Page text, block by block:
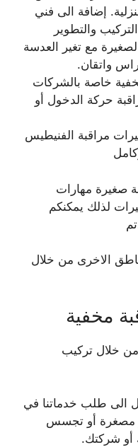
إضافة الى فني
والتطوير
مع تغير العدسة
واتقان.
خاصة بالشركات
حركة الدخول أو
مراقبة الفنيطيس
صغيرة مهارات
لذلك يمكنكم
الاخرى من خلال
مخفية
خلال تركيب
الى طلب خدماتنا في
مصغرة أو تجسس
أو شركتك.